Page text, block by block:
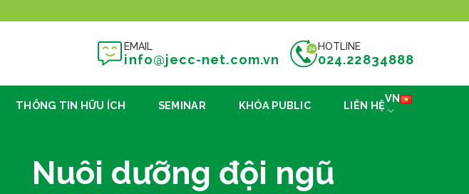
EMAIL
info@jecc-net.com.vn
HOTLINE
024.22834888
THÔNG TIN HỮU ÍCH SEMINAR KHÓA PUBLIC LIÊN HỆ
VN
Nuôi dưỡng đội ngũ